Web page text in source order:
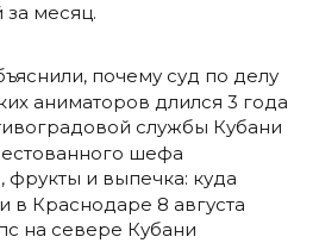
месяц.
почему суд по делу
аниматоров длился 3 года
службы Кубани
шефа
и выпечка: куда
в Краснодаре 8 августа
на севере Кубани